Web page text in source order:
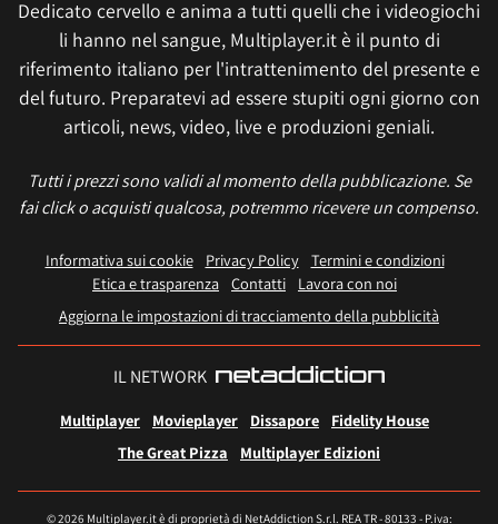
Dedicato cervello e anima a tutti quelli che i videogiochi
li hanno nel sangue, Multiplayer.it è il punto di
riferimento italiano per l'intrattenimento del presente e
del futuro. Preparatevi ad essere stupiti ogni giorno con
articoli, news, video, live e produzioni geniali.
Tutti i prezzi sono validi al momento della pubblicazione. Se
fai click o acquisti qualcosa, potremmo ricevere un compenso.
Informativa sui cookie Privacy Policy
Termini e condizioni
Etica e trasparenza Contatti
Lavora con noi
Aggiorna le impostazioni di tracciamento della pubblicità
IL NETWORK
Multiplayer Movieplayer Dissapore
Fidelity House
The Great Pizza
Multiplayer Edizioni
© 2026 Multiplayer.it è di proprietà di NetAddiction S.r.l. REA TR - 80133 - P.iva: